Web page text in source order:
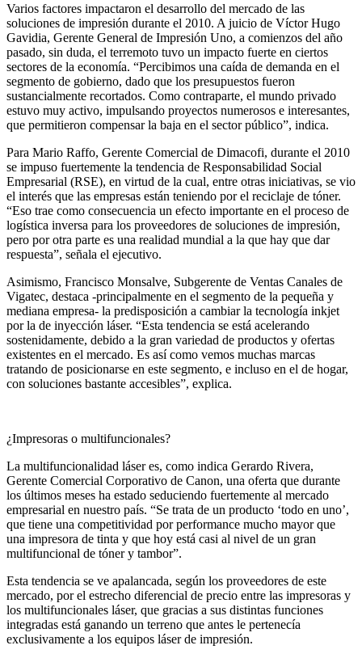
Varios factores impactaron el desarrollo del mercado de las
soluciones de impresión durante el 2010. A juicio de Víctor Hugo
Gavidia, Gerente General de Impresión Uno, a comienzos del año
pasado, sin duda, el terremoto tuvo un impacto fuerte en ciertos
sectores de la economía. “Percibimos una caída de demanda en el
segmento de gobierno, dado que los presupuestos fueron
sustancialmente recortados. Como contraparte, el mundo privado
estuvo muy activo, impulsando proyectos numerosos e interesantes,
que permitieron compensar la baja en el sector público”, indica.
Para Mario Raffo, Gerente Comercial de Dimacofi, durante el 2010
se impuso fuertemente la tendencia de Responsabilidad Social
Empresarial (RSE), en virtud de la cual, entre otras iniciativas, se vio
el interés que las empresas están teniendo por el reciclaje de tóner.
“Eso trae como consecuencia un efecto importante en el proceso de
logística inversa para los proveedores de soluciones de impresión,
pero por otra parte es una realidad mundial a la que hay que dar
respuesta”, señala el ejecutivo.
Asimismo, Francisco Monsalve, Subgerente de Ventas Canales de
Vigatec, destaca -principalmente en el segmento de la pequeña y
mediana empresa- la predisposición a cambiar la tecnología inkjet
por la de inyección láser. “Esta tendencia se está acelerando
sostenidamente, debido a la gran variedad de productos y ofertas
existentes en el mercado. Es así como vemos muchas marcas
tratando de posicionarse en este segmento, e incluso en el de hogar,
con soluciones bastante accesibles”, explica.
¿Impresoras o multifuncionales?
La multifuncionalidad láser es, como indica Gerardo Rivera,
Gerente Comercial Corporativo de Canon, una oferta que durante
los últimos meses ha estado seduciendo fuertemente al mercado
empresarial en nuestro país. “Se trata de un producto ‘todo en uno’,
que tiene una competitividad por performance mucho mayor que
una impresora de tinta y que hoy está casi al nivel de un gran
multifuncional de tóner y tambor”.
Esta tendencia se ve apalancada, según los proveedores de este
mercado, por el estrecho diferencial de precio entre las impresoras y
los multifuncionales láser, que gracias a sus distintas funciones
integradas está ganando un terreno que antes le pertenecía
exclusivamente a los equipos láser de impresión.